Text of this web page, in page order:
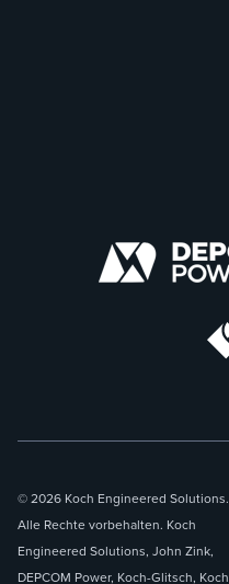
© 2026 Koch Engineered Solutions.
Alle Rechte vorbehalten. Koch
Engineered Solutions, John Zink,
DEPCOM Power, Koch-Glitsch, Koch